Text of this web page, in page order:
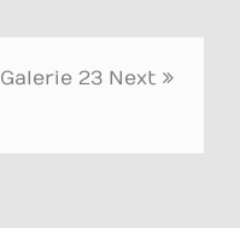
Galerie 23 Next